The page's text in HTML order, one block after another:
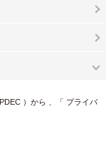
）から 、「 プライバ